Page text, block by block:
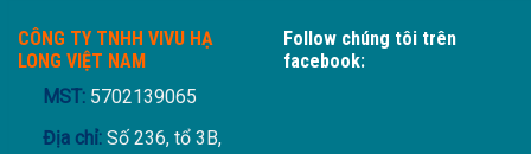
CÔNG TY TNHH VIVU HẠ
LONG VIỆT NAM
MST: 5702139065
Địa chỉ:Số 236, tổ 3B,
Follow chúng tôi trên
facebook: